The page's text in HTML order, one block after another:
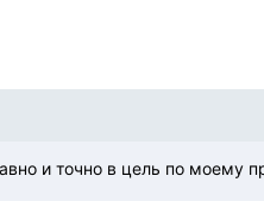
и точно в цель по моему